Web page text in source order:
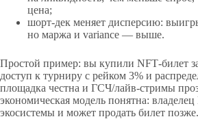
цена;
шорт‑дек меняет дисперсию:
но маржа и variance — выше.
Простой пример: вы купили NFT‑билет
доступ к турниру с рейком 3% и
площадка честна и ГСЧ/лайв‑стримы
экономическая модель понятна: владелец
экосистемы и может продать билет позже.